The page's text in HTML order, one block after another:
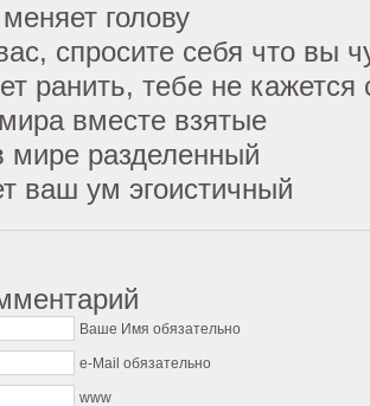
голову
спросите себя что вы
ранить, тебе не кажется
вместе взятые
мире разделенный
ваш ум эгоистичный
Ваше Имя обязательно
e-Mail обязательно
www